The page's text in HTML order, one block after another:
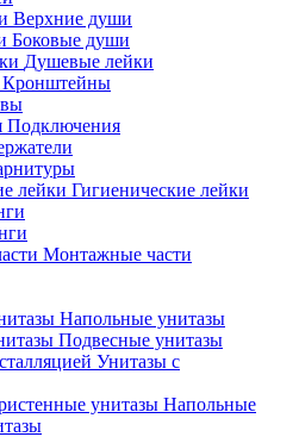
Верхние души
Боковые души
Душевые лейки
Кронштейны
Подключения
Гигиенические лейки
Монтажные части
Напольные унитазы
Подвесные унитазы
Унитазы с
Напольные